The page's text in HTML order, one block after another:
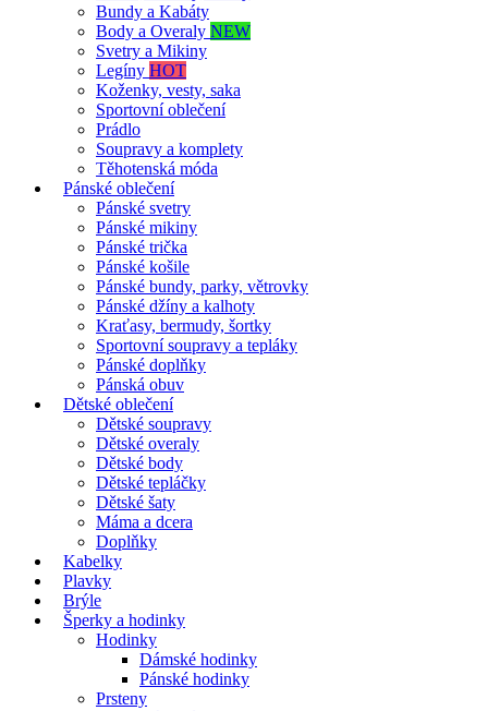
Bundy a Kabáty
Body a Overaly NEW
Svetry a Mikiny
Legíny HOT
Koženky, vesty, saka
Sportovní oblečení
Prádlo
Soupravy a komplety
Těhotenská móda
Pánské oblečení
Pánské svetry
Pánské mikiny
Pánské trička
Pánské košile
Pánské bundy, parky, větrovky
Pánské džíny a kalhoty
Kraťasy, bermudy, šortky
Sportovní soupravy a tepláky
Pánské doplňky
Pánská obuv
Dětské oblečení
Dětské soupravy
Dětské overaly
Dětské body
Dětské tepláčky
Dětské šaty
Máma a dcera
Doplňky
Kabelky
Plavky
Brýle
Šperky a hodinky
Hodinky
Dámské hodinky
Pánské hodinky
Prsteny